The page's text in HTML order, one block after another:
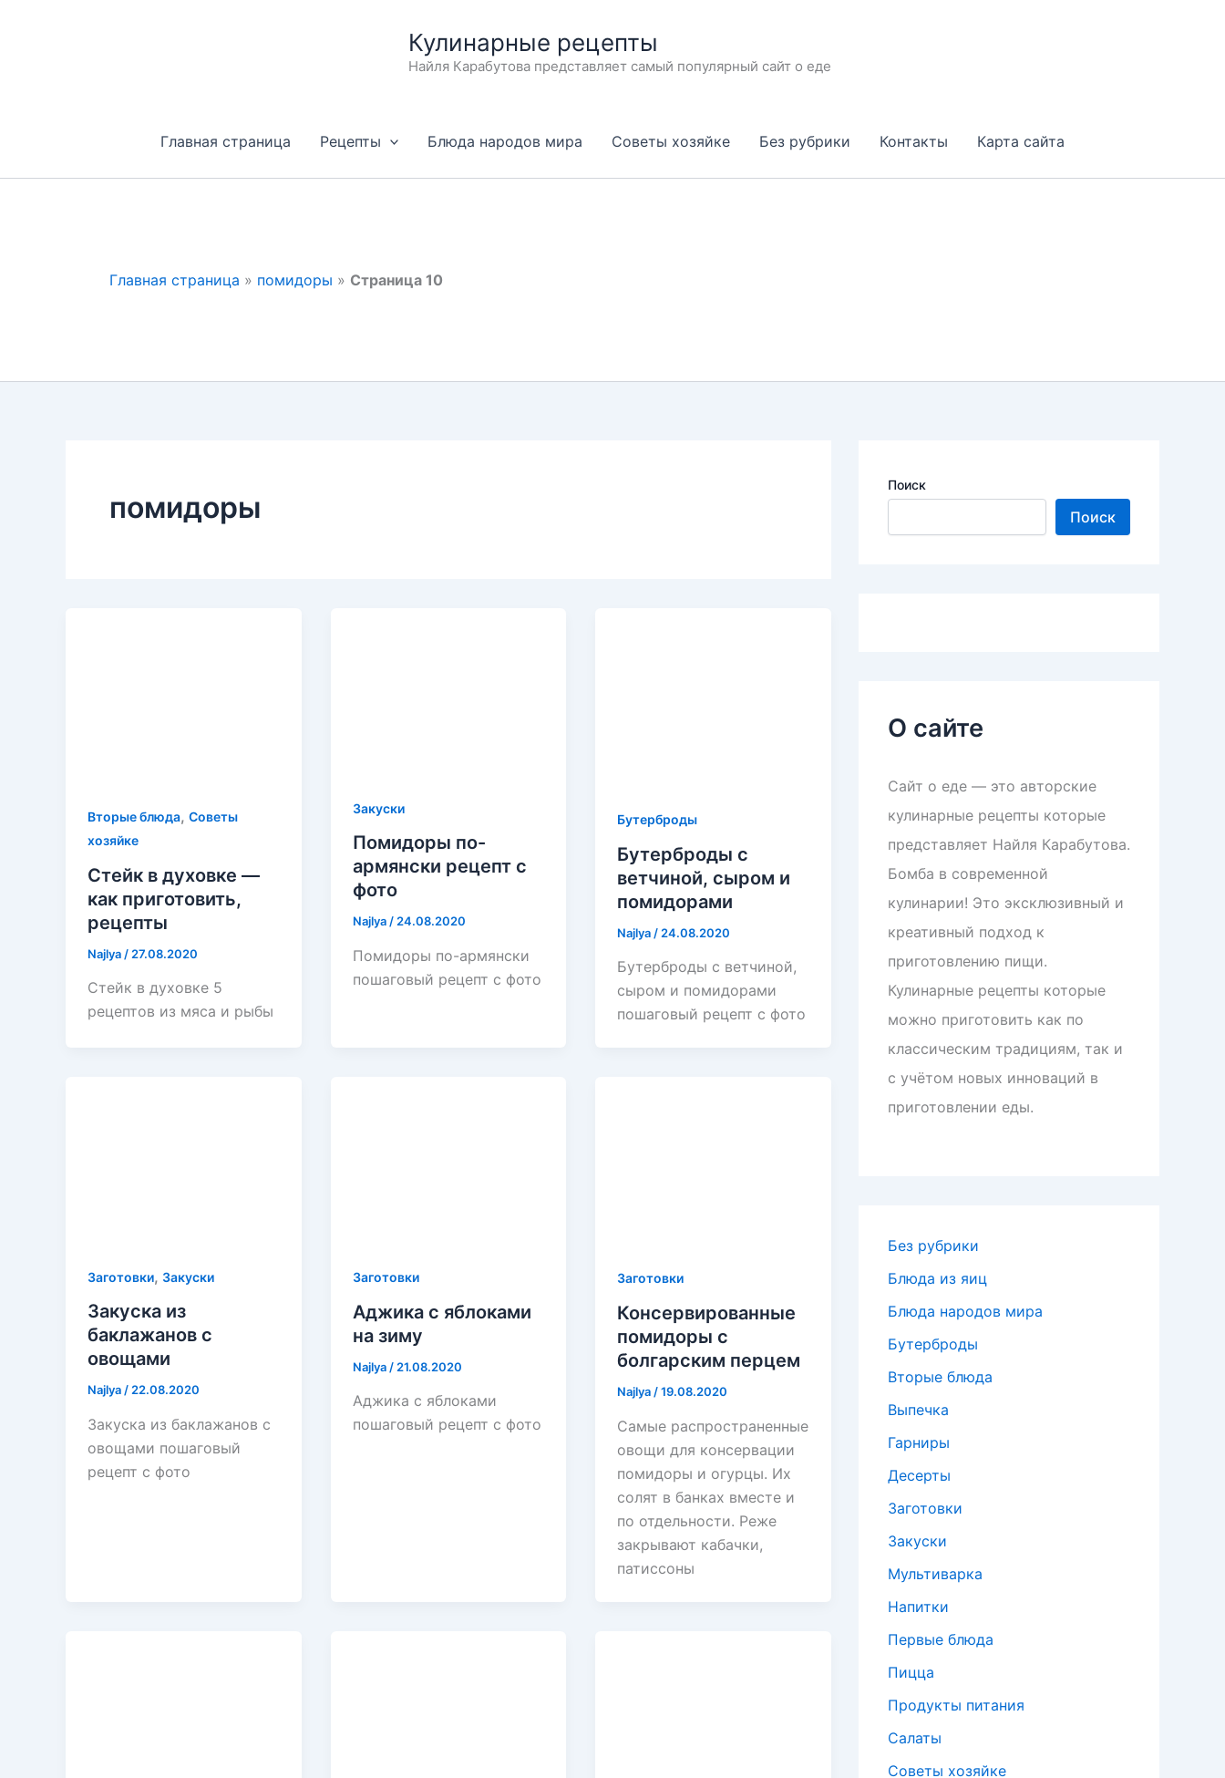
Кулинарные рецепты
Найля Карабутова представляет самый популярный сайт о еде
Главная страница Рецепты Блюда народов мира Советы хозяйке Без рубрики Контакты Карта сайта
Главная страница » помидоры » Страница 10
помидоры
Вторые блюда, Советы
хозяйке
Стейк в духовке —
как приготовить,
рецепты
Najlya / 27.08.2020
Стейк в духовке 5
рецептов из мяса и рыбы
Закуски
Помидоры по-
армянски рецепт с
фото
Najlya/24.08.2020
Помидоры по-армянски
пошаговый рецепт с фото
Бутерброды
Бутерброды с
ветчиной, сыром и
помидорами
Najlya / 24.08.2020
Бутерброды с ветчиной,
сыром и помидорами
пошаговый рецепт с фото
Заготовки, Закуски
Закуска из
баклажанов с
овощами
Najlya/22.08.2020
Закуска из баклажанов с
овощами пошаговый
рецепт с фото
Заготовки
Аджика с яблоками
на зиму
Najlya / 21.08.2020
Аджика с яблоками
пошаговый рецепт с фото
Заготовки
Консервированные
помидоры с
болгарским перцем
Najlya /19.08.2020
Самые распространенные
овощи для консервации
помидоры и огурцы. Их
солят в банках вместе и
по отдельности. Реже
закрывают кабачки,
патиссоны
Поиск
Поиск
О сайте
Сайт о еде — это авторские
кулинарные рецепты которые
представляет Найля Карабутова.
Бомба в современной
кулинарии! Это эксклюзивный и
креативный подход к
приготовлению пищи.
Кулинарные рецепты которые
можно приготовить как по
классическим традициям, так и
с учётом новых инноваций в
приготовлении еды.
Без рубрики
Блюда из яиц
Блюда народов мира
Бутерброды
Вторые блюда
Выпечка
Гарниры
Десерты
Заготовки
Закуски
Мультиварка
Напитки
Первые блюда
Пицца
Продукты питания
Салаты
Советы хозяйке